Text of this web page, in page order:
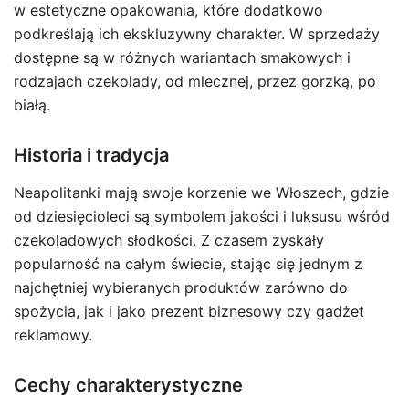
w estetyczne opakowania, które dodatkowo
podkreślają ich ekskluzywny charakter. W sprzedaży
dostępne są w różnych wariantach smakowych i
rodzajach czekolady, od mlecznej, przez gorzką, po
białą.
Historia i tradycja
Neapolitanki mają swoje korzenie we Włoszech, gdzie
od dziesięcioleci są symbolem jakości i luksusu wśród
czekoladowych słodkości. Z czasem zyskały
popularność na całym świecie, stając się jednym z
najchętniej wybieranych produktów zarówno do
spożycia, jak i jako prezent biznesowy czy gadżet
reklamowy.
Cechy charakterystyczne